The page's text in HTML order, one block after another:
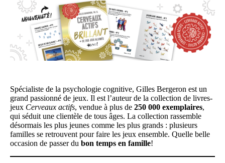
Spécialiste de la psychologie cognitive, Gilles Bergeron est un
grand passionné de jeux. Il est l’auteur de la collection de livres-
jeux Cerveaux actifs, vendue à plus de 250 000 exemplaires,
qui séduit une clientèle de tous âges. La collection rassemble
désormais les plus jeunes comme les plus grands : plusieurs
familles se retrouvent pour faire les jeux ensemble. Quelle belle
occasion de passer du bon temps en famille!